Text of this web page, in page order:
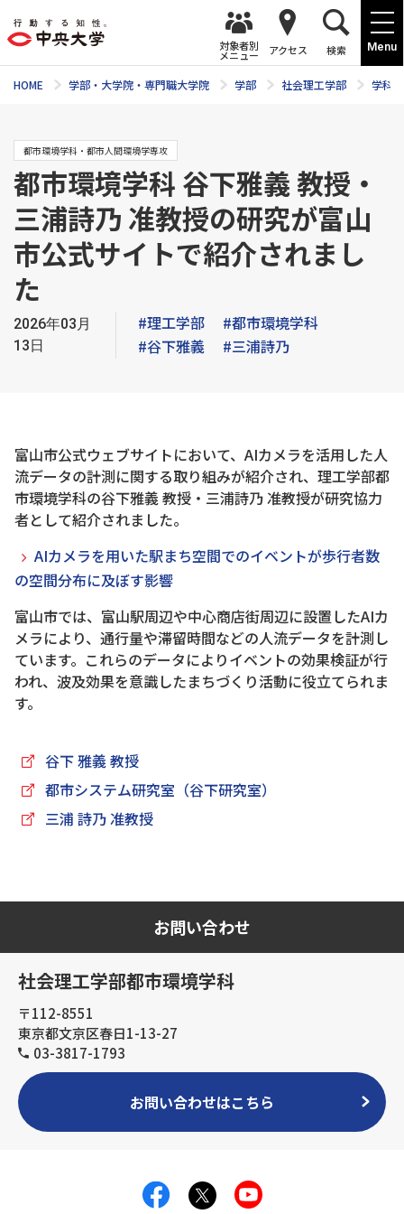
Menu
対象者別
メニュー アクセス 検索
HOME 学部・大学院・専門職大学院 学部 社会理工学部 学科
都市環境学科・都市人間環境学専攻
都市環境学科 谷下雅義 教授・
三浦詩乃 准教授の研究が富山
市公式サイトで紹介されまし
た
2026年03月
13日
#理工学部
#都市環境学科
#谷下雅義
#三浦詩乃
富山市公式ウェブサイトにおいて、AIカメラを活用した人
流データの計測に関する取り組みが紹介され、理工学部都
市環境学科の谷下雅義 教授・三浦詩乃 准教授が研究協力
者として紹介されました。
AIカメラを用いた駅まち空間でのイベントが歩行者数
の空間分布に及ぼす影響
富山市では、富山駅周辺や中心商店街周辺に設置したAIカ
メラにより、通行量や滞留時間などの人流データを計測し
ています。これらのデータによりイベントの効果検証が行
われ、波及効果を意識したまちづくり活動に役立てられま
す。
谷下 雅義 教授
都市システム研究室（谷下研究室）
三浦 詩乃 准教授
お問い合わせ
社会理工学部都市環境学科
〒112-8551
東京都文京区春日1-13-27
03-3817-1793
お問い合わせはこちら